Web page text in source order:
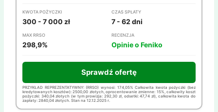
KWOTA POŻYCZKI
300 - 7 000 zł
CZAS SPŁATY
7 - 62 dni
MAX RRSO
298,9%
RECENZJA
Opinie o Feniko
Sprawdź ofertę
PRZYKŁAD REPREZENTATYWNY: (RRSO) wynosi: 174,05% Całkowita kwota pożyczki (bez
kredytowanych kosztów): 2500,00 złotych, oprocentowanie zmienne: 15%, całkowity koszt
pożyczki: 340,04 złotych (w tym prowizja: 292,30 zł, odsetki: 47,74 zł), całkowita kwota do
zapłaty: 2840,04 złotych. Stan na 12.12.2025 r.